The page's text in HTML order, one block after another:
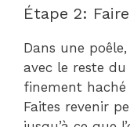
Étape 2:
Dans une
avec le reste du
finement
Faites revenir